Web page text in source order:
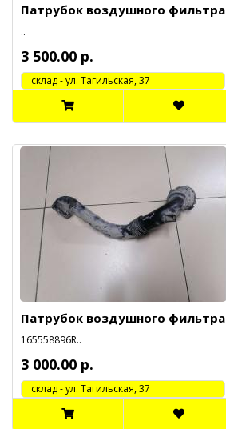
Патрубок воздушного фильтра
..
3 500.00 р.
cклад - ул. Тагильская, 37
Патрубок воздушного фильтра
165558896R..
3 000.00 р.
cклад - ул. Тагильская, 37